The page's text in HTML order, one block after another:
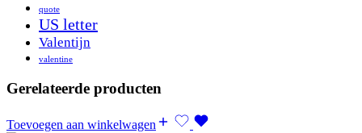
quote
US letter
Valentijn
valentine
Gerelateerde producten
Toevoegen aan winkelwagen